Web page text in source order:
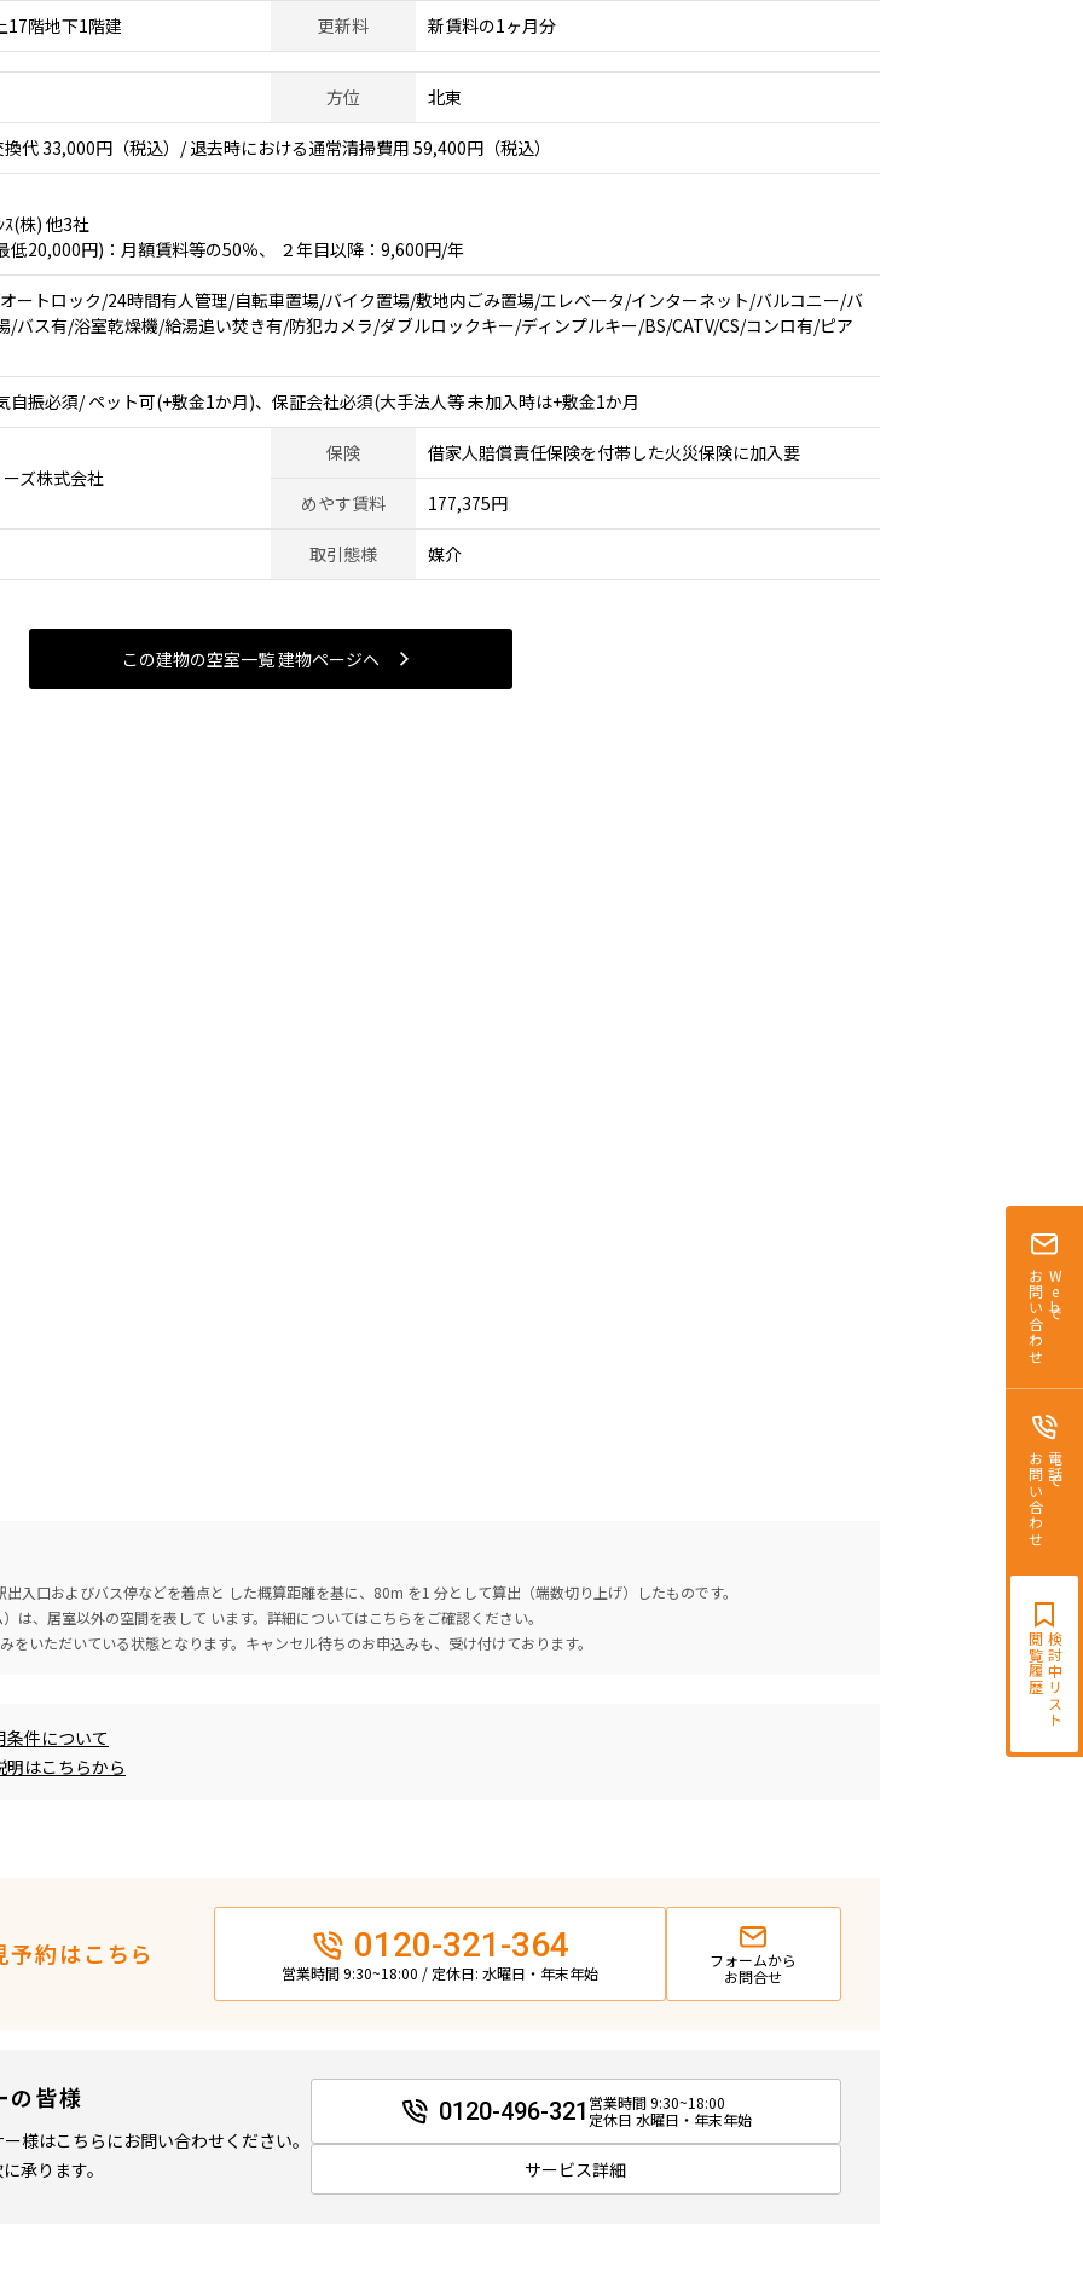
Webで
お問い合わせ
電話で
お問い合わせ
検討中リスト
閲覧履歴
17階地下1階建 更新料 新賃料の1ヶ月分
方位 北東
代 33,000円（税込）/ 退去時における通常清掃費用 59,400円（税込）
ｽ(株) 他3社
低20,000円)：月額賃料等の50％、 ２年目以降：9,600円/年
ートロック/24時間有人管理/自転車置場/バイク置場/敷地内ごみ置場/エレベータ/インターネット/バルコニー/バ
/バス有/浴室乾燥機/給湯追い焚き有/防犯カメラ/ダブルロックキー/ディンプルキー/BS/CATV/CS/コンロ有/ピア
自振必須/ ペット可(+敷金1か月)、保証会社必須(大手法人等 未加入時は+敷金1か月
ズ株式会社
保険 借家人賠償責任保険を付帯した火災保険に加入要
めやす賃料 177,375円
取引態様 媒介
この建物の空室一覧 建物ページヘ
入口およびバス停などを着点と した概算距離を基に、80m を1 分として算出（端数切り上げ）したものです。
は、居室以外の空間を表して います。詳細についてはこちらをご確認ください。
をいただいている状態となります。キャンセル待ちのお申込みも、受け付けております。
件について
はこちらから
約はこちら 0120-321-364
営業時間 9:30~18:00 / 定休日: 水曜日・年末年始
フォームから
お問合せ
の皆様
様はこちらにお問い合わせください。
承ります。
0120-496-321 営業時間 9:30~18:00
定休日 水曜日・年末年始
サービス詳細